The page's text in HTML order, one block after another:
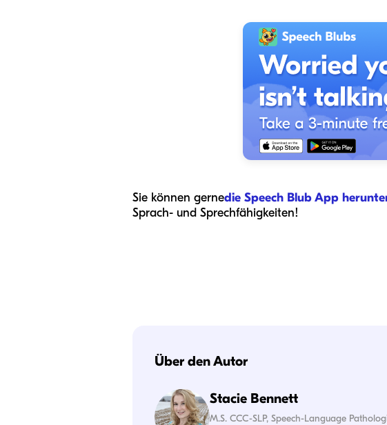
Sie können gernedie Speech Blub App
Sprach- und Sprechfähigkeiten!
Über den Autor
Stacie Bennett
M.S. CCC-SLP, Speech-Language